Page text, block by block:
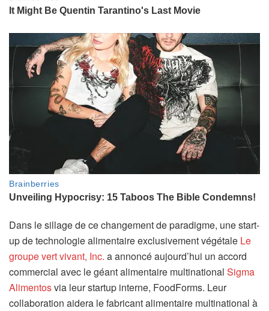
Dans le sillage de ce changement de paradigme, une start-
up de technologie alimentaire exclusivement végétale Le
groupe vert vivant, Inc. a annoncé aujourd’hui un accord
commercial avec le géant alimentaire multinational Sigma
Alimentosvia leur startup interne, FoodForms. Leur
collaboration aidera le fabricant alimentaire multinational à